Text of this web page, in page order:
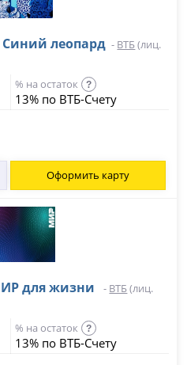
леопард - ВТБ(лиц.
% на остаток ?
13% по ВТБ-Счету
Оформить карту
для жизни - ВТБ(лиц.
% на остаток ?
13% по ВТБ-Счету